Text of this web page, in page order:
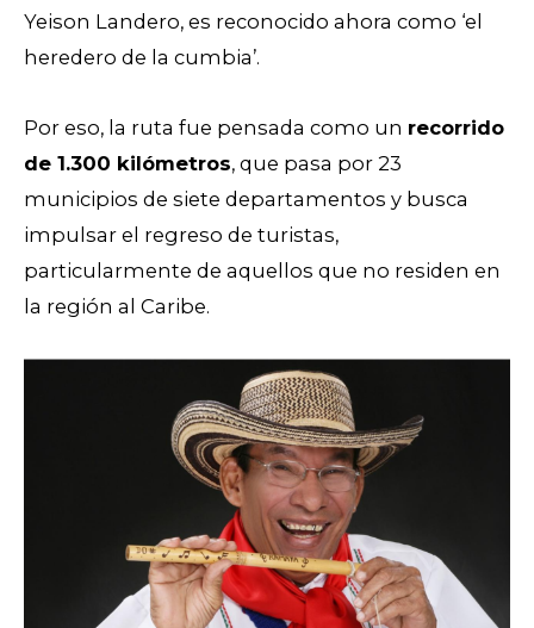
Yeison Landero, es reconocido ahora como ‘el
heredero de la cumbia’.
Por eso, la ruta fue pensada como un recorrido
de 1.300 kilómetros, que pasa por 23
municipios de siete departamentos y busca
impulsar el regreso de turistas,
particularmente de aquellos que no residen en
la región al Caribe.